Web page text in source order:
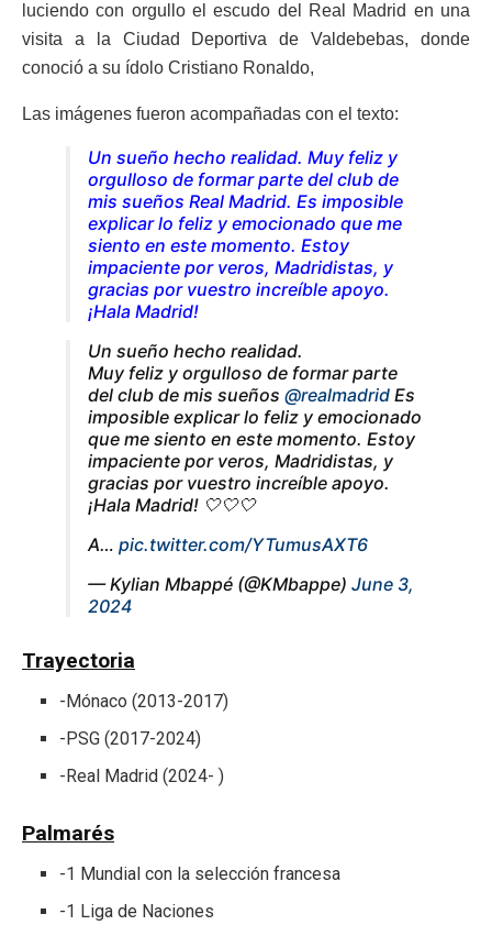
luciendo con orgullo el escudo del Real Madrid en una
visita a la Ciudad Deportiva de Valdebebas, donde
conoció a su ídolo Cristiano Ronaldo,
Las imágenes fueron acompañadas con el texto:
Un sueño hecho realidad. Muy feliz y
orgulloso de formar parte del club de
mis sueños Real Madrid. Es imposible
explicar lo feliz y emocionado que me
siento en este momento. Estoy
impaciente por veros, Madridistas, y
gracias por vuestro increíble apoyo.
¡Hala Madrid!
Un sueño hecho realidad.
Muy feliz y orgulloso de formar parte
del club de mis sueños @realmadrid Es
imposible explicar lo feliz y emocionado
que me siento en este momento. Estoy
impaciente por veros, Madridistas, y
gracias por vuestro increíble apoyo.
¡Hala Madrid! 🤍🤍🤍
A… pic.twitter.com/YTumusAXT6
— Kylian Mbappé (@KMbappe) June 3,
2024
Trayectoria
-Mónaco (2013-2017)
-PSG (2017-2024)
-Real Madrid (2024- )
Palmarés
-1 Mundial con la selección francesa
-1 Liga de Naciones